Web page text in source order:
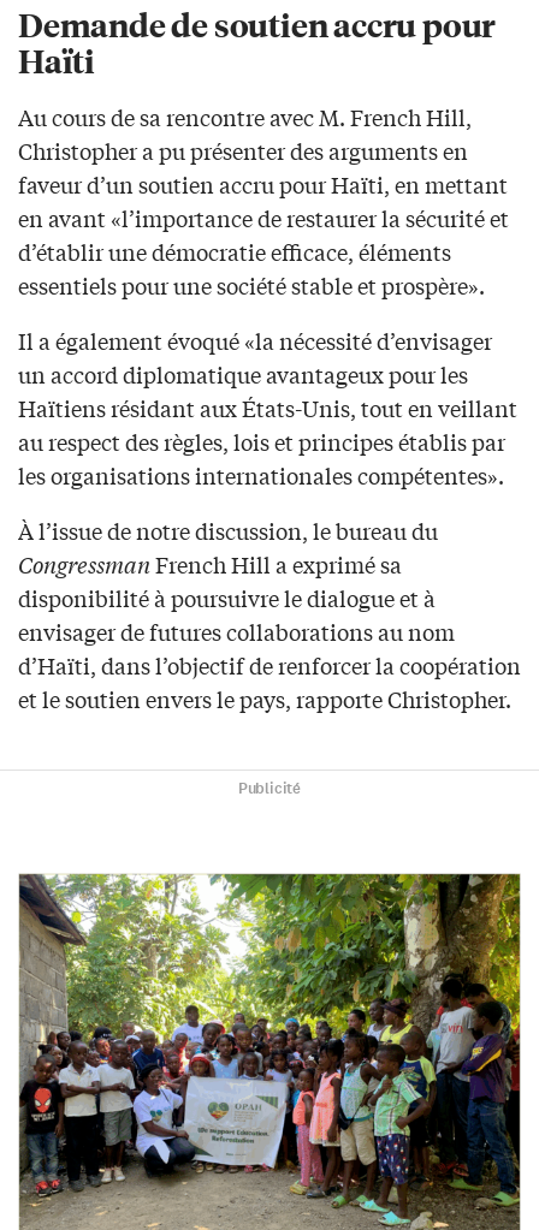
Demande de soutien accru pour
Haïti
Au cours de sa rencontre avec M. French Hill,
Christopher a pu présenter des arguments en
faveur d’un soutien accru pour Haïti, en mettant
en avant «l’importance de restaurer la sécurité et
d’établir une démocratie efficace, éléments
essentiels pour une société stable et prospère».
Il a également évoqué «la nécessité d’envisager
un accord diplomatique avantageux pour les
Haïtiens résidant aux États-Unis, tout en veillant
au respect des règles, lois et principes établis par
les organisations internationales compétentes».
À l’issue de notre discussion, le bureau du
CongressmanFrench Hill a exprimé sa
disponibilité à poursuivre le dialogue et à
envisager de futures collaborations au nom
d’Haïti, dans l’objectif de renforcer la coopération
et le soutien envers le pays, rapporte Christopher.
Publicité